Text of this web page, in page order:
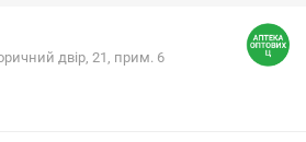
двір, 21, прим. 6